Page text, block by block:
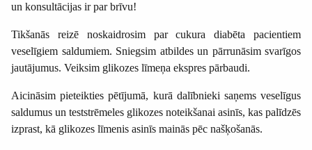
un konsultācijas ir par brīvu!
Tikšanās reizē noskaidrosim par cukura diabēta pacientiem
veselīgiem saldumiem. Sniegsim atbildes un pārrunāsim svarīgos
jautājumus. Veiksim glikozes līmeņa ekspres pārbaudi.
Aicināsim pieteikties pētījumā, kurā dalībnieki saņems veselīgus
saldumus un teststrēmeles glikozes noteikšanai asinīs, kas palīdzēs
izprast, kā glikozes līmenis asinīs mainās pēc našķošanās.